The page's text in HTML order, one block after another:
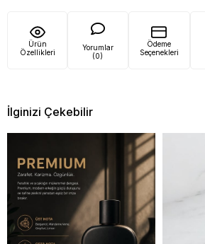
Ürün
Özellikleri
Yorumlar
(0)
Ödeme
Seçenekleri
İlginizi Çekebilir